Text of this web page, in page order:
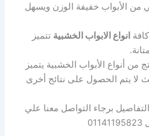
من الأبواب خفيفة الوزن ويسهل
انواع الابواب الخشبية تتميز
من أنواع الأبواب الخشبية يتميز
لا يتم الحصول على نتائج أخرى
برجاء التواصل معنا علي